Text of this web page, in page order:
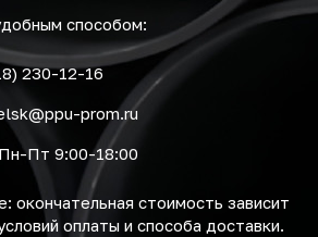
способом:
230-12-16
prom.ru
Пт 9:00-18:00
окончательная стоимость зависит
оплаты и способа доставки.